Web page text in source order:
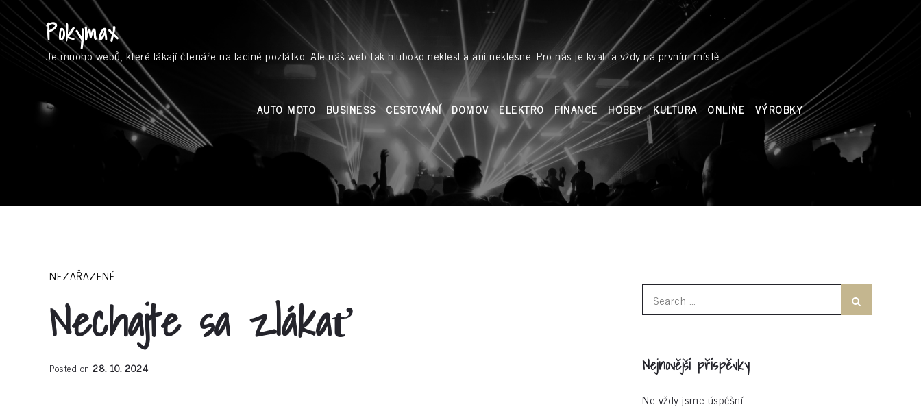
to
content Pokymax
Je mnoho webů, které lákají čtenáře na laciné pozlátko. Ale náš web tak hluboko neklesl a ani neklesne. Pro nás je kvalita vždy na prvním místě.
AUTO MOTO BUSINESS CESTOVÁNÍ DOMOV ELEKTRO FINANCE HOBBY KULTURA ONLINE VÝROBKY
NEZAŘAZENÉ
Nechajte sa zlákať
Posted on 28. 10. 2024
for:
Nejnovější příspěvky
Ne vždy jsme úspěšní